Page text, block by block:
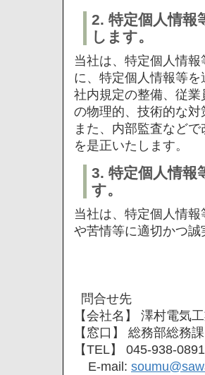
2. 特定個人情報
します。
当社は、特定個人情
に、特定個人情報等
社内規定の整備、従
の物理的、技術的な
また、内部監査など
を是正いたします。
3. 特定個人情報
す。
当社は、特定個人情
や苦情等に適切かつ
問合せ先
【会社名】 澤村電気
【窓口】 総務部総務課
【TEL】 045-938-0891
E-mail: